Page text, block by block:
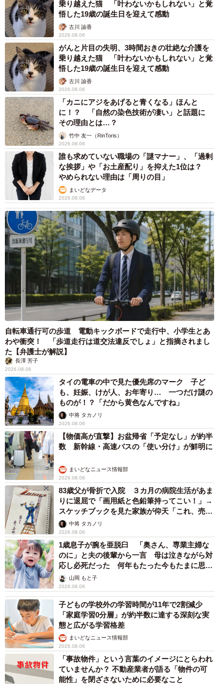
乗り越えた猫 「叶わないかもしれない」と覚
悟した19歳の誕生日を迎えて感動
古川 諭香
2026.08.06
がんと片目の失明、3時間おきの壮絶な介護を
乗り越えた猫 「叶わないかもしれない」と覚
悟した19歳の誕生日を迎えて感動
古川 諭香
2026.08.06
「カニにアジをあげると青くなる」ほんと
に！？ 「自然の染色技術が凄い」と話題に
その理由とは…？
竹中 友一（RinToris）
2026.08.06
誰も求めていない職場の「謎マナー」、「過剰
な挨拶」や「お土産配り」を抑えた1位は？
やめられない理由は「周りの目」
まいどなデータ
2026.08.06
自転車通行可の歩道 電動キックボードで走行中、小学生とあ
わや衝突！ 「歩道走行は道交法違反でしょ」と指摘されまし
た【弁護士が解説】
長澤 芳子
2026.08.06
タイの電車の中で見た優先席のマーク 子ど
も、妊娠、けが人、お年寄り… 一つだけ謎の
ものが！？「だから黄色なんですね」
中将 タカノリ
2026.08.06
【物価高が直撃】お盆帰省「予定なし」が約半
数 新幹線・高速バスの「使い分け」が鮮明に
まいどなニュース情報部
2026.08.06
83歳父が骨折で入院 ３カ月の病院生活があま
りに退屈で「画用紙と色鉛筆持ってこい！」→
スケッチブックを見た家族が仰天「これ、売れ
ますよ…」
中将 タカノリ
2026.08.06
1歳息子が腕を亜脱臼 「奥さん、専業主婦な
のに」と夫の後輩から一言 母は泣きながら対
応し必死だった 何年もたった今もたまに思い
出し…山岡 もと子
2026.08.06
子どもの学校外の学習時間が11年で2割減少
「家庭学習0分層」が約半数に達する深刻な実
態と広がる学習格差
まいどなニュース情報部
2026.08.06
「事故物件」という言葉のイメージにとらわれ
ていませんか？ 不動産業者が語る「物件の可
能性」を閉ざさないために必要なこと